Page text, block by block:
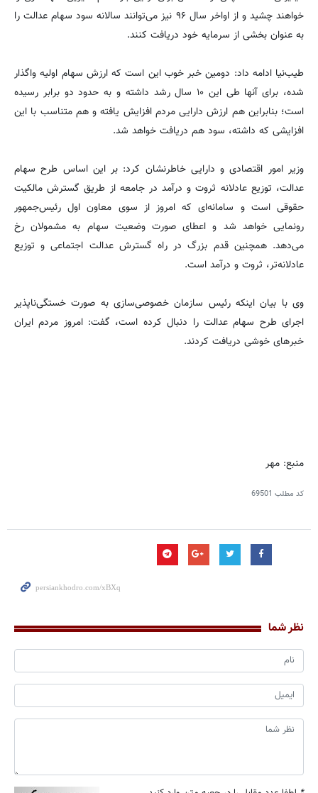
خواهند چشید و از اواخر سال ۹۶ نیز می‌توانند سالانه سود سهام عدالت را
به عنوان بخشی از سرمایه خود دریافت کنند.
طیب‌نیا ادامه داد: دومین خبر خوب این است که ارزش سهام اولیه واگذار
شده، برای آنها طی این ۱۰ سال رشد داشته و به حدود دو برابر رسیده
است؛ بنابراین هم ارزش دارایی مردم افزایش یافته و هم متناسب با این
افزایشی که داشته، سود هم دریافت خواهد شد.
وزیر امور اقتصادی و دارایی خاطرنشان کرد: بر این اساس طرح سهام
عدالت، توزیع عادلانه ثروت و درآمد در جامعه از طریق گسترش مالکیت
حقوقی است و سامانه‌ای که امروز از سوی معاون اول رئیس‌جمهور
رونمایی خواهد شد و اعطای صورت وضعیت سهام به مشمولان رخ
می‌دهد. همچنین قدم بزرگ در راه گسترش عدالت اجتماعی و توزیع
عادلانه‌تر، ثروت و درآمد است.
وی با بیان اینکه رئیس سازمان خصوصی‌سازی به صورت خستگی‌ناپذیر
اجرای طرح سهام عدالت را دنبال کرده است، گفت: امروز مردم ایران
خبرهای خوشی دریافت کردند.
منبع: مهر
کد مطلب 69501
نظر شما